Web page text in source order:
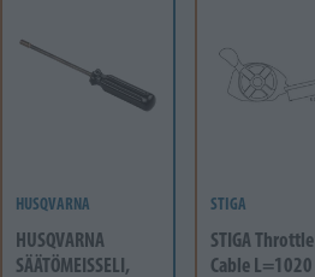
HUSQVARNA
HUSQVARNA
SÄÄTÖMEISSELI,
STIGA
STIGA Throttle
Cable L=1020